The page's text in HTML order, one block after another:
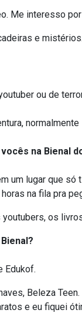
Me interesso
e mistérios.
ou de
na Bienal
um lugar que
na fila pra
os
Edukof.
Beleza
e eu fiquei